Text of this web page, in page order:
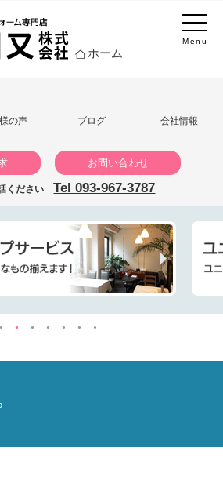
Menu
ホーム
の声 ブログ 会社情報
お問い合わせ
ください Tel 093-967-3787